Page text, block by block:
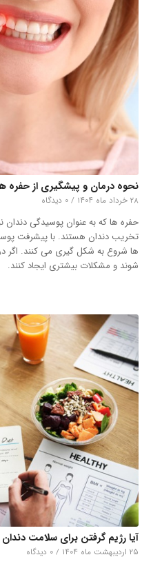
نحوه درمان و پیشگیری از حفره
۲۸ خرداد ماه ۱۴۰۴ / ۰ دیدگاه
حفره ها که به عنوان پوسیدگی دندان
تخریب دندان هستند. با پیشرفت
ها شروع به شکل گیری می کنند. اگر
شوند و مشکلات بیشتری ایجاد کنند.
آیا رژیم گرفتن برای سلامت
۲۵ اردیبهشت ماه ۱۴۰۴ / ۰ دیدگاه